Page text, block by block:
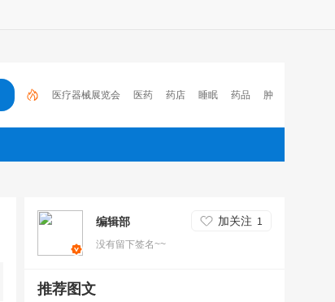
医疗器械展览会 医药 药店 睡眠 药品 肿
瘤 医保 电子处方流转平台 2023 心脑血管疾
病
编辑部 加关注 1
没有留下签名~~
推荐图文